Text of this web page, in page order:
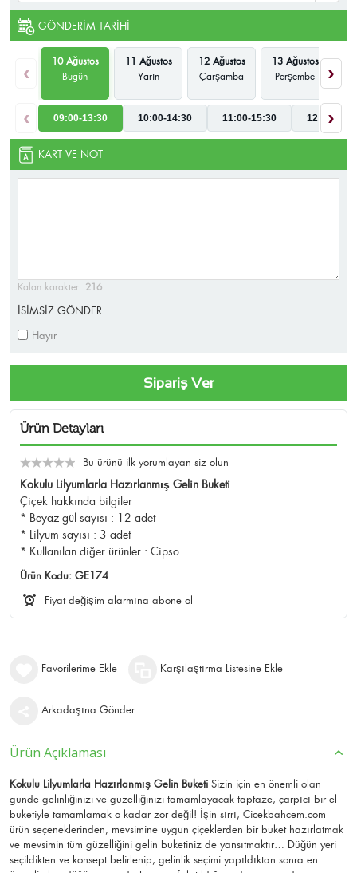
GÖNDERIM TARIHI
‹
10 Ağustos
Bugün
11 Ağustos
Yarın
12 Ağustos
Çarşamba
13 Ağustos
Perşembe
›
‹ 09:00-13:30 10:00-14:30 11:00-15:30 12:00-
›
KART VE NOT
Kalan karakter: 216
İSİMSİZ GÖNDER
Hayır
Sipariş Ver
Ürün Detayları
Bu ürünü ilk yorumlayan siz olun
Kokulu Lilyumlarla Hazırlanmış Gelin Buketi
Çiçek hakkında bilgiler
* Beyaz gül sayısı : 12 adet
* Lilyum sayısı : 3 adet
* Kullanılan diğer ürünler : Cipso
Ürün Kodu: GE174
Fiyat değişim alarmına abone ol
Favorilerime Ekle Karşılaştırma Listesine Ekle
Arkadaşına Gönder
Ürün Açıklaması
Kokulu Lilyumlarla Hazırlanmış Gelin Buketi Sizin için en önemli olan
günde gelinliğinizi ve güzelliğinizi tamamlayacak taptaze, çarpıcı bir el
buketiyle tamamlamak o kadar zor değil! İşin sırrı, Cicekbahcem.com
ürün seçeneklerinden, mevsimine uygun çiçeklerden bir buket hazırlatmak
ve mevsimin tüm güzelliğini gelin buketiniz de yansıtmaktır… Düğün yeri
seçildikten ve konsept belirlenip, gelinlik seçimi yapıldıktan sonra en